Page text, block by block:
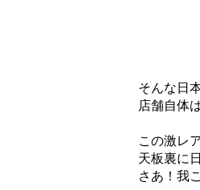
そんな日
店舗自体
この激レ
天板裏に
さあ！我